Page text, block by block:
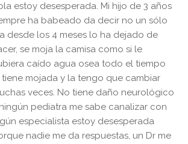
estoy desesperada. Mi hijo de 3 años
ha babeado da decir no un sólo
desde los 4 meses lo ha dejado de
se moja la camisa como si le
caído agua osea todo el tiempo
tiene mojada y la tengo que cambiar
veces. No tiene daño neurológico
pediatra me sabe canalizar con
especialista estoy desesperada
nadie me da respuestas, un Dr me